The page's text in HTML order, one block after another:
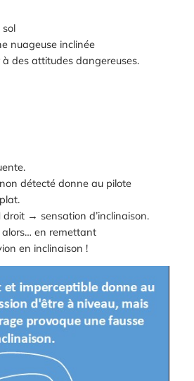
nuageuse inclinée
à des attitudes dangereuses.
détecté donne au pilote
droit → sensation d’inclinaison.
alors… en remettant
en inclinaison !